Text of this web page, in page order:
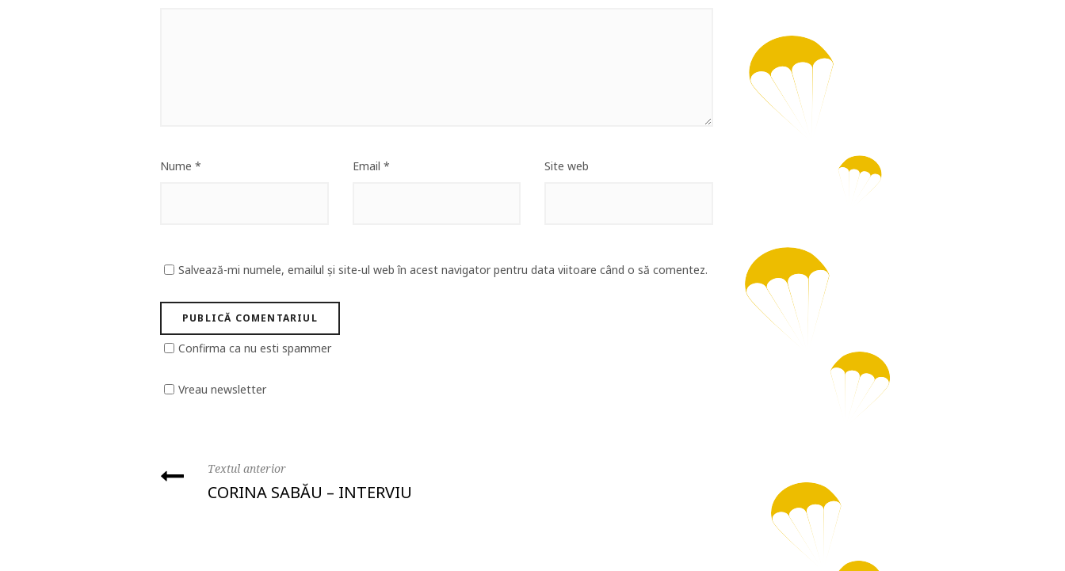
Nume * Email * Site web
Salvează-mi numele, emailul și site-ul web în acest navigator pentru data viitoare când o să comentez.
Confirma ca nu esti spammer
Vreau newsletter
Textul anterior
CORINA SABĂU – INTERVIU